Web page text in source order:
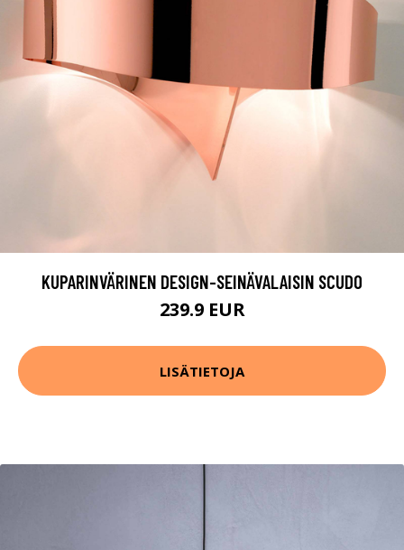
KUPARINVÄRINEN DESIGN-SEINÄVALAISIN SCUDO
239.9 EUR
LISÄTIETOJA